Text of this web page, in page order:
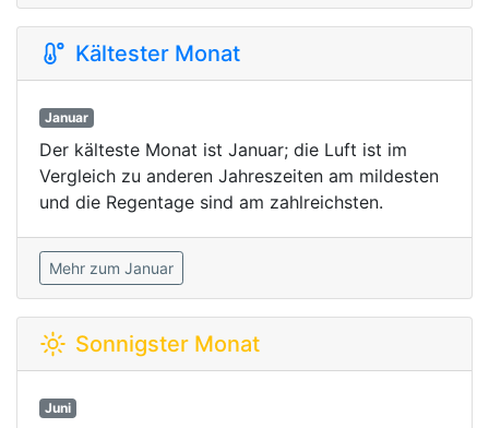
Kältester Monat
Januar
Der kälteste Monat ist Januar; die Luft ist im
Vergleich zu anderen Jahreszeiten am mildesten
und die Regentage sind am zahlreichsten.
Mehr zum Januar
Sonnigster Monat
Juni